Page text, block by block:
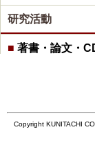
研究活動
■ 著書・論文・
Copyright KUNITACHI